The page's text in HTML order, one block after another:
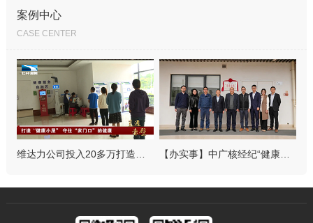
案例中心
CASE CENTER
维达力公司投入20多万打造健康小屋关爱员工 【办实事】中广核经纪“健康工地”示范项目落地陆丰核电